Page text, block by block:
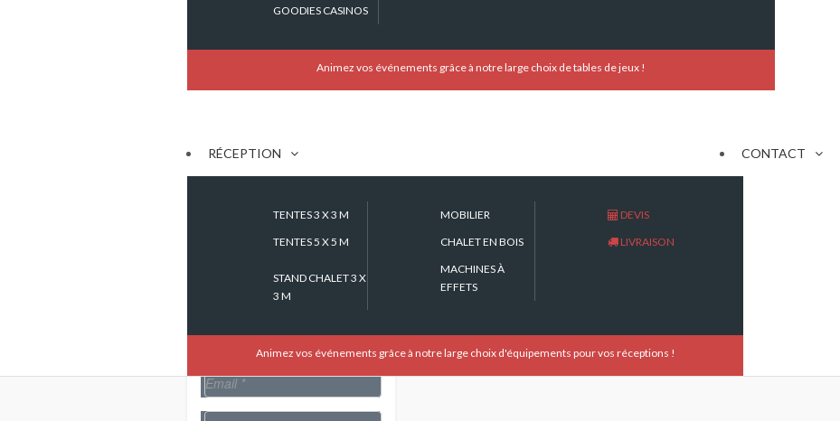
GOODIES CASINOS
Animez vos événements grâce à notre large choix de tables de jeux !
RÉCEPTION
TENTES 3 X 3 M
TENTES 5 X 5 M
STAND CHALET 3 X
3 M
MOBILIER
CHALET EN BOIS
MACHINES À
EFFETS
DEVIS
LIVRAISON
Animez vos événements grâce à notre large choix d'équipements pour vos réceptions !
CONTACT
[/group]
[/group]
[group group-65]